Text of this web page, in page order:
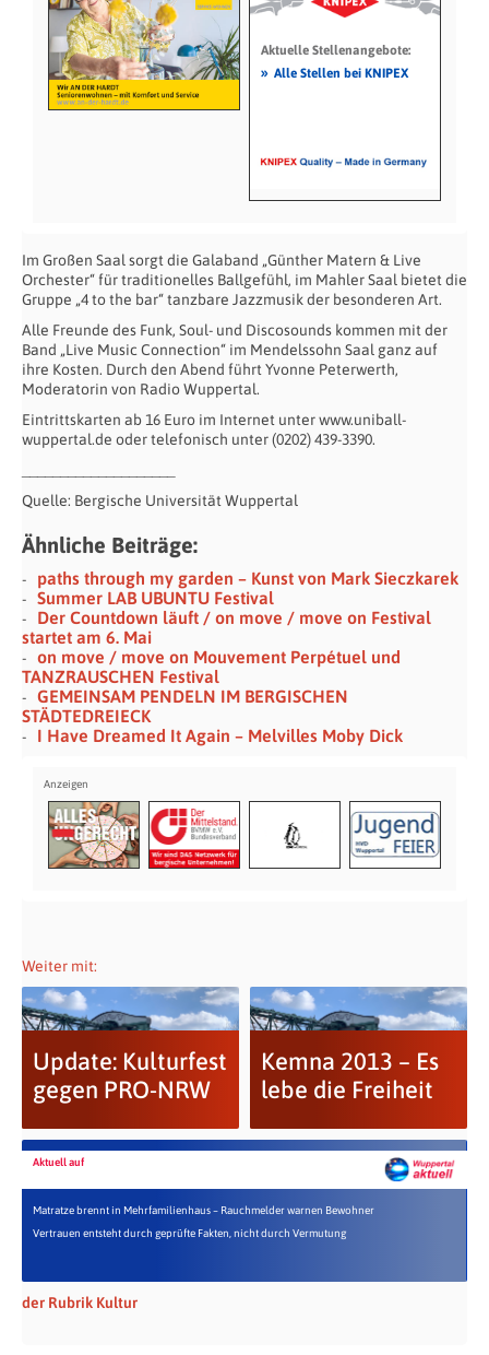
Aktuelle Stellenangebote:
» Alle Stellen bei KNIPEX
Im Großen Saal sorgt die Galaband „Günther Matern & Live
Orchester“ für traditionelles Ballgefühl, im Mahler Saal bietet die
Gruppe „4 to the bar“ tanzbare Jazzmusik der besonderen Art.
Alle Freunde des Funk, Soul- und Discosounds kommen mit der
Band „Live Music Connection“ im Mendelssohn Saal ganz auf
ihre Kosten. Durch den Abend führt Yvonne Peterwerth,
Moderatorin von Radio Wuppertal.
Eintrittskarten ab 16 Euro im Internet unter www.uniball-
wuppertal.de oder telefonisch unter (0202) 439-3390.
Quelle: Bergische Universität Wuppertal
Ähnliche Beiträge:
paths through my garden – Kunst von Mark Sieczkarek
Summer LAB UBUNTU Festival
Der Countdown läuft / on move / move on Festival
startet am 6. Mai
on move / move on Mouvement Perpétuel und
TANZRAUSCHEN Festival
GEMEINSAM PENDELN IM BERGISCHEN
STÄDTEDREIECK
I Have Dreamed It Again – Melvilles Moby Dick
Weiter mit:
Update: Kulturfest
gegen PRO-NRW
Kemna 2013 – Es
lebe die Freiheit
Aktuell auf
Matratze brennt in Mehrfamilienhaus – Rauchmelder warnen Bewohner
Vertrauen entsteht durch geprüfte Fakten, nicht durch Vermutung
der Rubrik Kultur